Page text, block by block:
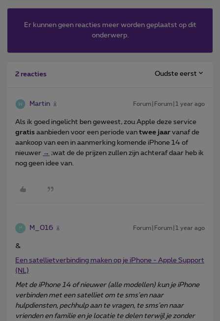
Er kunnen geen reacties meer worden geplaatst op dit
onderwerp.
2 reacties Oudste eerst
Martin Forum|Forum|1 year ago
Als ik goed ingelicht ben geweest, zou Apple deze service
gratis aanbieden voor een periode van twee jaar vanaf de
aankoop van een in aanmerking komende iPhone 14 of
nieuwer → ;wat de de prijzen zullen zijn achteraf daar heb ik
nog geen idee van.
M M_016 Forum|Forum|1 year ago
&
Een satellietverbinding maken op je iPhone - Apple Support
(NL)
Met de iPhone 14 of nieuwer (alle modellen) kun je iPhone
verbinden met een satelliet om te sms'en naar
hulpdiensten, pechhulp aan te vragen, te sms'en naar
vrienden en familie en je locatie te delen terwijl je zonder